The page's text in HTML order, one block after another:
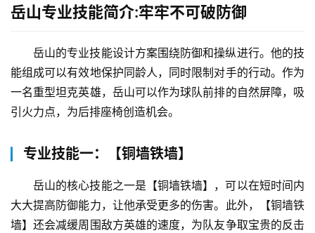
岳山专业技能简介:牢牢不可破防御
岳山的专业技能设计方案围绕防御和操纵进行。他的技
能组成可以有效地保护同龄人，同时限制对手的行动。作为
一名重型坦克英雄，岳山可以作为球队前排的自然屏障，吸
引火力点，为后排座椅创造机会。
专业技能一：【铜墙铁墙】
岳山的核心技能之一是【铜墙铁墙】，可以在短时间内
大大提高防御能力，让他承受更多的伤害。此外，【铜墙铁
墙】还会减缓周围敌方英雄的速度，为队友争取宝贵的反击